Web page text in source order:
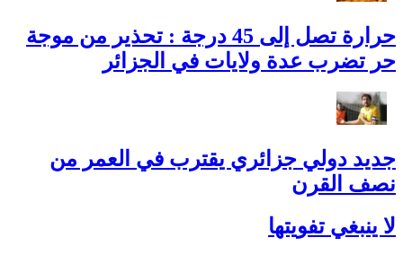
حرارة تصل إلى 45 درجة : تحذير من موجة
حر تضرب عدة ولايات في الجزائر
جديد دولي جزائري يقترب في العمر من
نصف القرن
لا ينبغي تفويتها